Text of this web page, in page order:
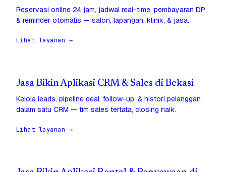
Reservasi online 24 jam, jadwal real-time, pembayaran DP,
& reminder otomatis — salon, lapangan, klinik, & jasa.
Lihat layanan →
Jasa Bikin Aplikasi CRM & Sales di Bekasi
Kelola leads, pipeline deal, follow-up, & histori pelanggan
dalam satu CRM — tim sales tertata, closing naik.
Lihat layanan →